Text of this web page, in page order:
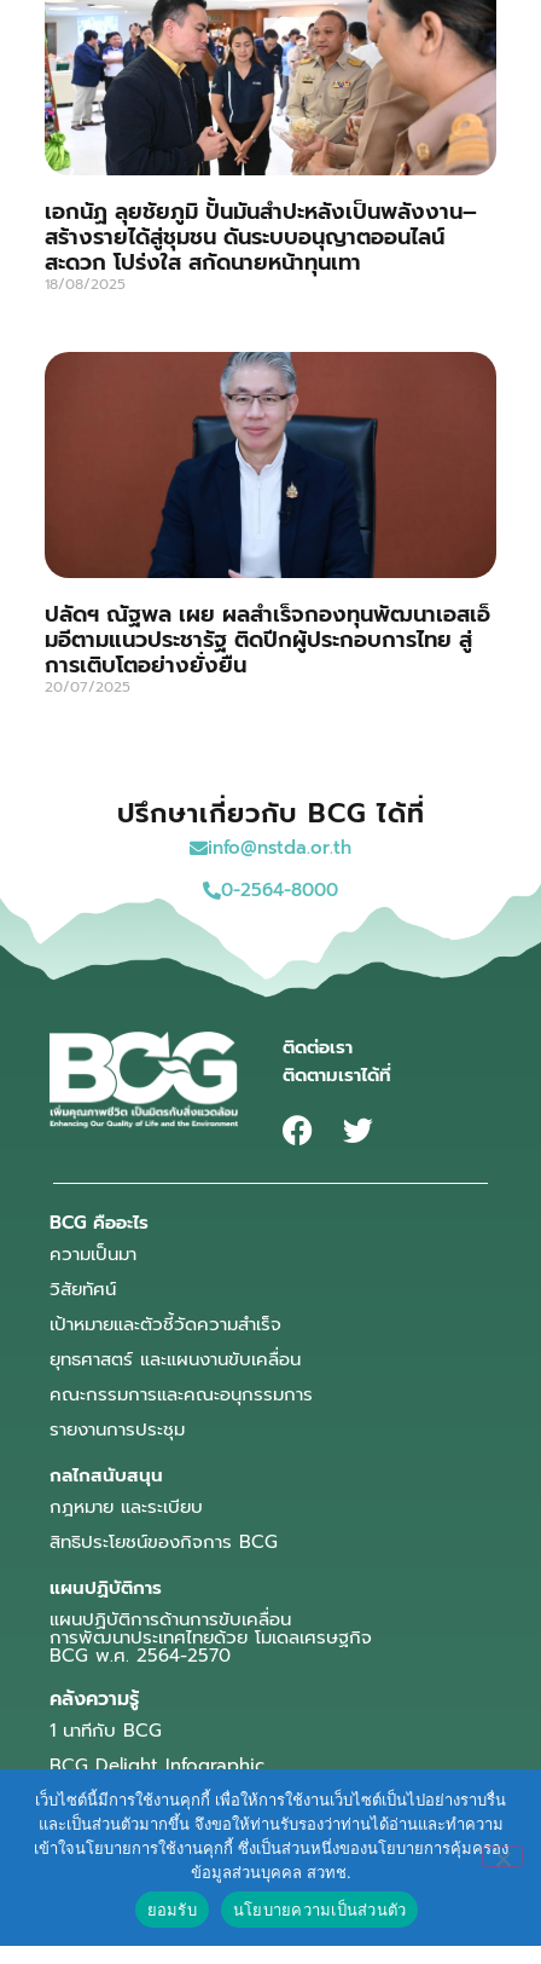
เอกนัฏ ลุยชัยภูมิ ปั้นมันสำปะหลังเป็นพลังงาน–
สร้างรายได้สู่ชุมชน ดันระบบอนุญาตออนไลน์
สะดวก โปร่งใส สกัดนายหน้าทุนเทา
18/08/2025
ปลัดฯ ณัฐพล เผย ผลสำเร็จกองทุนพัฒนาเอสเอ็
มอีตามแนวประชารัฐ ติดปีกผู้ประกอบการไทย สู่
การเติบโตอย่างยั่งยืน
20/07/2025
ปรึกษาเกี่ยวกับ BCG ได้ที่
info@nstda.or.th
0-2564-8000
ติดต่อเรา
ติดตามเราได้ที่
BCG คืออะไร
ความเป็นมา
วิสัยทัศน์
เป้าหมายและตัวชี้วัดความสำเร็จ
ยุทธศาสตร์ และแผนงานขับเคลื่อน
คณะกรรมการและคณะอนุกรรมการ
รายงานการประชุม
กลไกสนับสนุน
กฎหมาย และระเบียบ
สิทธิประโยชน์ของกิจการ BCG
แผนปฏิบัติการ
แผนปฏิบัติการด้านการขับเคลื่อน
การพัฒนาประเทศไทยด้วย โมเดลเศรษฐกิจ
BCG พ.ศ. 2564-2570
คลังความรู้
1 นาทีกับ BCG
BCG Delight Infographic
สื่อประชาสัมพันธ์
e-Book Series
ตัวอย่างธุรกิจ BCG
ข่าวและบทความ
เว็บไซต์นี้มีการใช้งานคุกกี้ เพื่อให้การใช้งานเว็บไซต์เป็นไปอย่างราบรื่น
และเป็นส่วนตัวมากขึ้น จึงขอให้ท่านรับรองว่าท่านได้อ่านและทำความ
เข้าใจนโยบายการใช้งานคุกกี้ ซึ่งเป็นส่วนหนึ่งของนโยบายการคุ้มครอง
ข้อมูลส่วนบุคคล สวทช.
ยอมรับ
นโยบายความเป็นส่วนตัว